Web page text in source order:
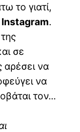
το γιατί,
Instagram.
σε
αρέσει να
να
τον...